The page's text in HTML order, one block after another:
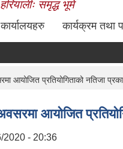
समृद्ध भूमे
कार्यक्रम तथा
आयोजित प्रतियोगिताको नतिजा
अवसरमा आयोजित
2020 - 20:36